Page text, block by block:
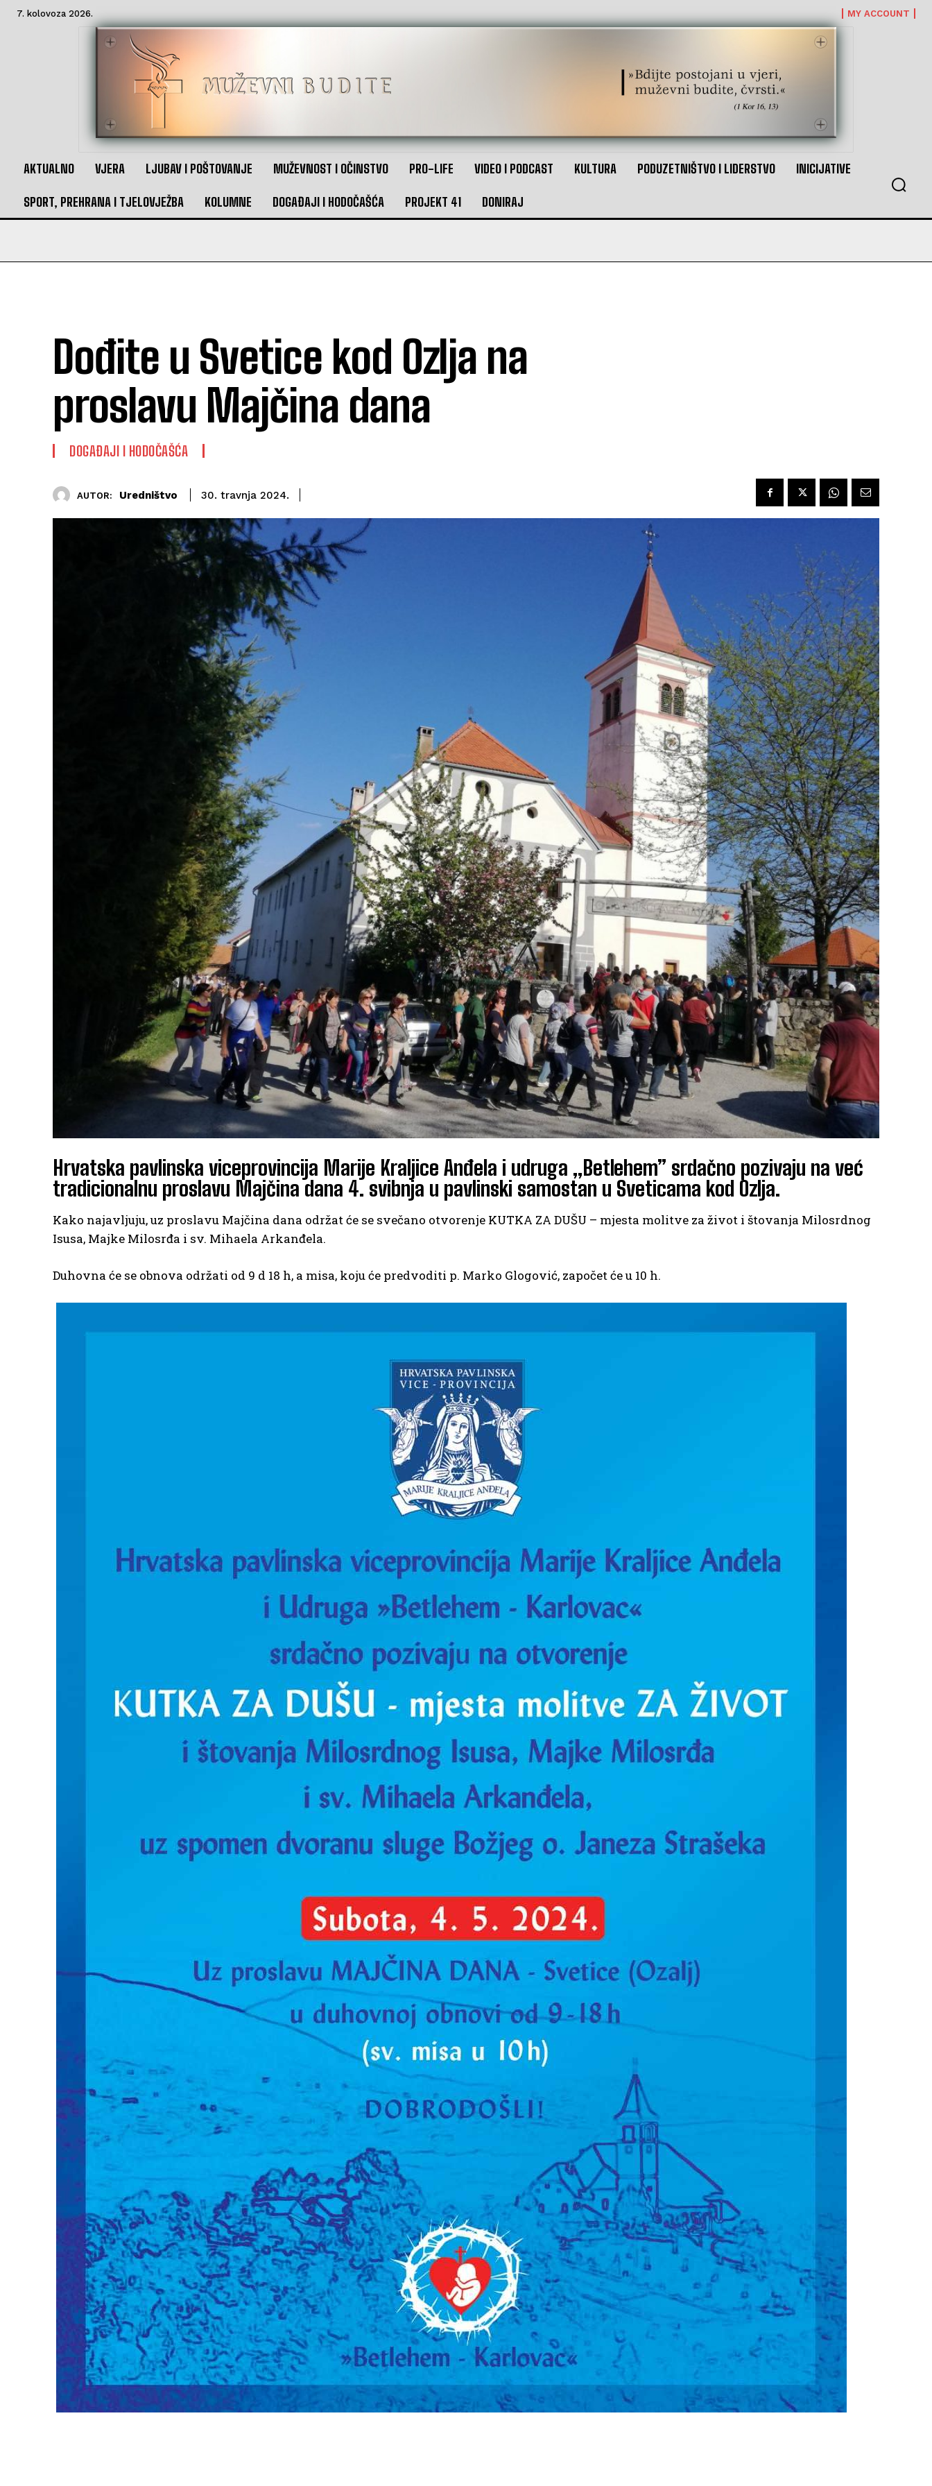
7. kolovoza 2026. MY ACCOUNT
AKTUALNO VJERA LJUBAV I POŠTOVANJE MUŽEVNOST I OČINSTVO PRO-LIFE VIDEO I PODCAST KULTURA PODUZETNIŠTVO I LIDERSTVO INICIJATIVE
SPORT, PREHRANA I TJELOVJEŽBA KOLUMNE DOGAĐAJI I HODOČAŠĆA PROJEKT 41 DONIRAJ
Dođite u Svetice kod Ozlja na
proslavu Majčina dana
DOGAĐAJI I HODOČAŠĆA
AUTOR: Uredništvo 30. travnja 2024.
Hrvatska pavlinska viceprovincija Marije Kraljice Anđela i udruga „Betlehem” srdačno pozivaju na već
tradicionalnu proslavu Majčina dana 4. svibnja u pavlinski samostan u Sveticama kod Ozlja.
Kako najavljuju, uz proslavu Majčina dana održat će se svečano otvorenje KUTKA ZA DUŠU – mjesta molitve za život i štovanja Milosrdnog
Isusa, Majke Milosrđa i sv. Mihaela Arkanđela.
Duhovna će se obnova održati od 9 d 18 h, a misa, koju će predvoditi p. Marko Glogović, započet će u 10 h.